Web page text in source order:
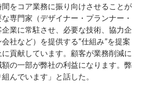
をコア業務に振り向けさせることが
専門家（デザイナー・プランナー・
業に常駐させ、必要な技術、協力企
社など）を提供する“仕組み”を提案
貢献しています。顧客が業務削減に
の一部が弊社の利益になります。弊
んでいます」と話した。